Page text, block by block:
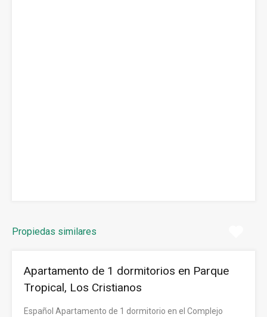
Propiedas similares
Apartamento de 1 dormitorios en Parque
Tropical, Los Cristianos
Español Apartamento de 1 dormitorio en el Complejo